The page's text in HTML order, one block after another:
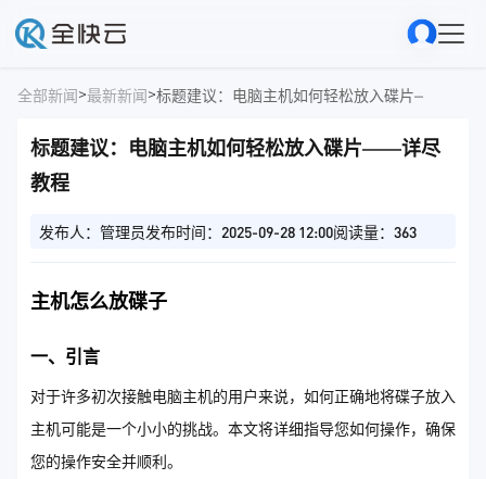
全部新闻>最新新闻>标题建议：电脑主机如何轻松放入碟片——详尽
标题建议：电脑主机如何轻松放入碟片——详尽
教程
发布人：管理员发布时间：2025-09-28 12:00阅读量：363
主机怎么放碟子
一、引言
对于许多初次接触电脑主机的用户来说，如何正确地将碟子放入
主机可能是一个小小的挑战。本文将详细指导您如何操作，确保
您的操作安全并顺利。